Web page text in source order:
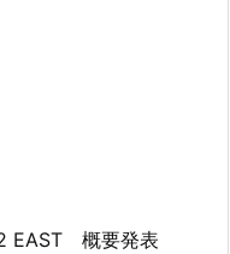
EAST 概要発表